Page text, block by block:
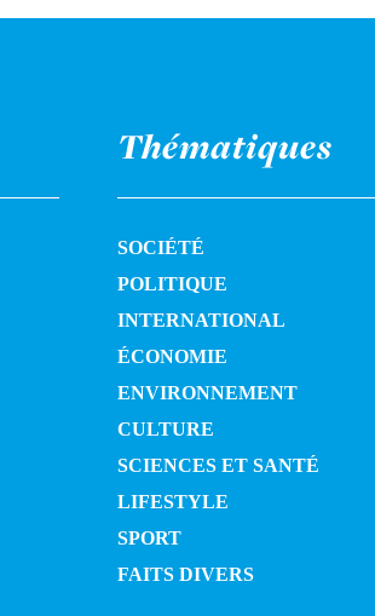
Thématiques
SOCIÉTÉ
POLITIQUE
INTERNATIONAL
ÉCONOMIE
ENVIRONNEMENT
CULTURE
SCIENCES ET SANTÉ
LIFESTYLE
SPORT
FAITS DIVERS